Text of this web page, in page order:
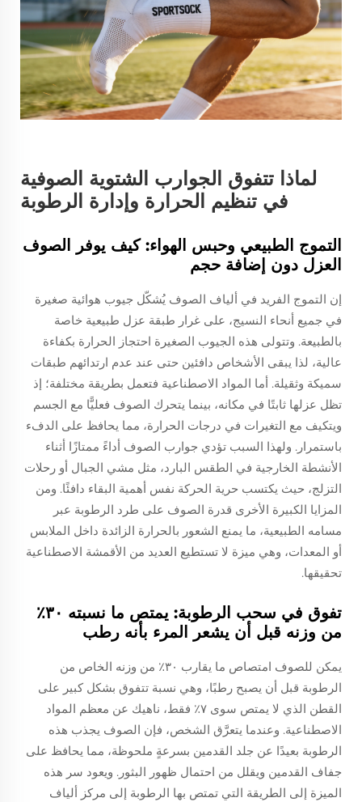
لماذا تتفوق الجوارب الشتوية الصوفية
في تنظيم الحرارة وإدارة الرطوبة
التموج الطبيعي وحبس الهواء: كيف يوفر الصوف
العزل دون إضافة حجم
إن التموج الفريد في ألياف الصوف يُشكّل جيوب هوائية صغيرة
في جميع أنحاء النسيج، على غرار طبقة عزل طبيعية خاصة
بالطبيعة. وتتولى هذه الجيوب الصغيرة احتجاز الحرارة بكفاءة
عالية، لذا يبقى الأشخاص دافئين حتى عند عدم ارتدائهم طبقات
سميكة وثقيلة. أما المواد الاصطناعية فتعمل بطريقة مختلفة؛ إذ
تظل عزلها ثابتًا في مكانه، بينما يتحرك الصوف فعليًّا مع الجسم
ويتكيف مع التغيرات في درجات الحرارة، مما يحافظ على الدفء
باستمرار. ولهذا السبب تؤدي جوارب الصوف أداءً ممتازًا أثناء
الأنشطة الخارجية في الطقس البارد، مثل مشي الجبال أو رحلات
التزلج، حيث يكتسب حرية الحركة نفس أهمية البقاء دافئًا. ومن
المزايا الكبيرة الأخرى قدرة الصوف على طرد الرطوبة عبر
مسامه الطبيعية، ما يمنع الشعور بالحرارة الزائدة داخل الملابس
أو المعدات، وهي ميزة لا تستطيع العديد من الأقمشة الاصطناعية
تحقيقها.
تفوق في سحب الرطوبة: يمتص ما نسبته ٣٠٪
من وزنه قبل أن يشعر المرء بأنه رطب
يمكن للصوف امتصاص ما يقارب ٣٠٪ من وزنه الخاص من
الرطوبة قبل أن يصبح رطبًا، وهي نسبة تتفوق بشكل كبير على
القطن الذي لا يمتص سوى ٧٪ فقط، ناهيك عن معظم المواد
الاصطناعية. وعندما يتعرَّق الشخص، فإن الصوف يجذب هذه
الرطوبة بعيدًا عن جلد القدمين بسرعةٍ ملحوظة، مما يحافظ على
جفاف القدمين ويقلل من احتمال ظهور البثور. ويعود سر هذه
الميزة إلى الطريقة التي تمتص بها الرطوبة إلى مركز ألياف